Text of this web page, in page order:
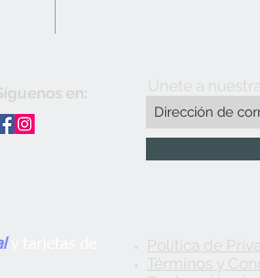
en: Únete a
Política de
Términos y